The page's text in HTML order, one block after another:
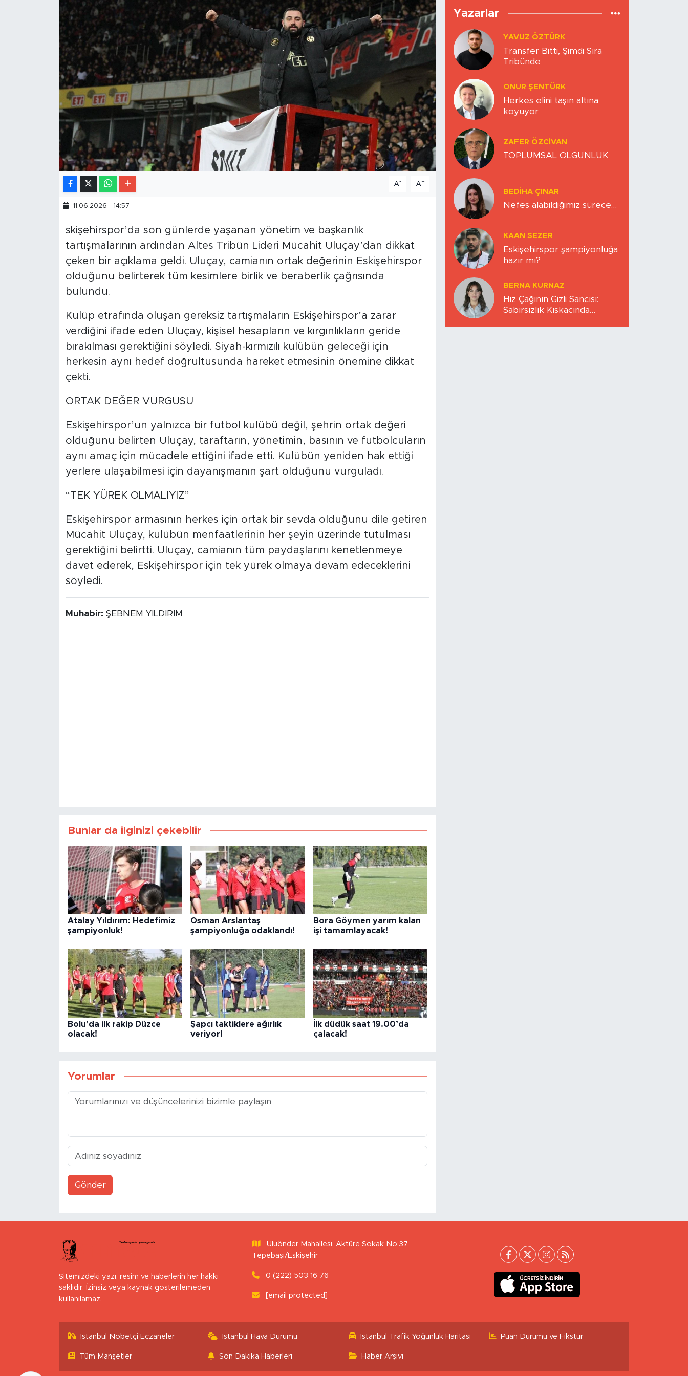
A- A+
11.06.2026 - 14:57
skişehirspor’da son günlerde yaşanan yönetim ve başkanlık
tartışmalarının ardından Altes Tribün Lideri Mücahit Uluçay’dan dikkat
çeken bir açıklama geldi. Uluçay, camianın ortak değerinin Eskişehirspor
olduğunu belirterek tüm kesimlere birlik ve beraberlik çağrısında
bulundu.
Kulüp etrafında oluşan gereksiz tartışmaların Eskişehirspor’a zarar
verdiğini ifade eden Uluçay, kişisel hesapların ve kırgınlıkların geride
bırakılması gerektiğini söyledi. Siyah-kırmızılı kulübün geleceği için
herkesin aynı hedef doğrultusunda hareket etmesinin önemine dikkat
çekti.
ORTAK DEĞER VURGUSU
Eskişehirspor’un yalnızca bir futbol kulübü değil, şehrin ortak değeri
olduğunu belirten Uluçay, taraftarın, yönetimin, basının ve futbolcuların
aynı amaç için mücadele ettiğini ifade etti. Kulübün yeniden hak ettiği
yerlere ulaşabilmesi için dayanışmanın şart olduğunu vurguladı.
“TEK YÜREK OLMALIYIZ”
Eskişehirspor armasının herkes için ortak bir sevda olduğunu dile getiren
Mücahit Uluçay, kulübün menfaatlerinin her şeyin üzerinde tutulması
gerektiğini belirtti. Uluçay, camianın tüm paydaşlarını kenetlenmeye
davet ederek, Eskişehirspor için tek yürek olmaya devam edeceklerini
söyledi.
Muhabir: ŞEBNEM YILDIRIM
Bunlar da ilginizi çekebilir
Atalay Yıldırım: Hedefimiz
şampiyonluk!
Osman Arslantaş
şampiyonluğa odaklandı!
Bora Göymen yarım kalan
işi tamamlayacak!
Bolu’da ilk rakip Düzce
olacak!
Şapcı taktiklere ağırlık
veriyor!
İlk düdük saat 19.00’da
çalacak!
Yorumlar
Gönder
Yazarlar
YAVUZ ÖZTÜRK
Transfer Bitti, Şimdi Sıra
Tribünde
ONUR ŞENTÜRK
Herkes elini taşın altına
koyuyor
ZAFER ÖZCIVAN
TOPLUMSAL OLGUNLUK
BEDIHA ÇINAR
Nefes alabildiğimiz sürece…
KAAN SEZER
Eskişehirspor şampiyonluğa
hazır mı?
BERNA KURNAZ
Hız Çağının Gizli Sancısı:
Sabırsızlık Kıskacında
Sitemizdeki yazı, resim ve haberlerin her hakkı
saklıdır. İzinsiz veya kaynak gösterilemeden
kullanılamaz.
Uluönder Mahallesi, Aktüre Sokak No:37
Tepebaşı/Eskişehir
0 (222) 503 16 76
[email protected]
İstanbul Nöbetçi Eczaneler İstanbul Hava Durumu İstanbul Trafik Yoğunluk Haritası Puan Durumu ve Fikstür
Tüm Manşetler Son Dakika Haberleri Haber Arşivi